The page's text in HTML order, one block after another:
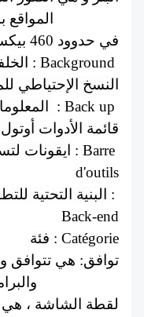
في حدوود 460 بيكسل في 60 بيكسل او
: Background
: Back up
ايقونات : Barre
d'outils
:
Back-end
فئة : Catégorie
لقطة الشاشة ، هي